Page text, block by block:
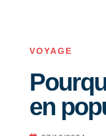
VOYAGE
en